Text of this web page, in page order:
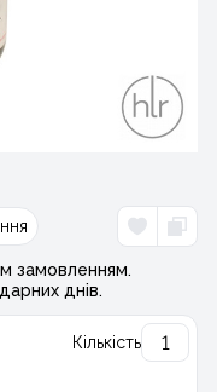
замовленням.
днів.
Кількість